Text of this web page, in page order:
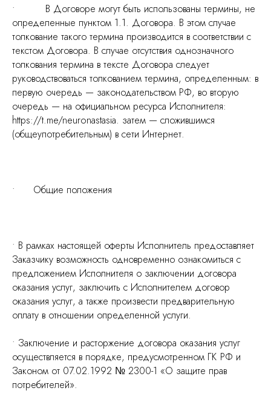
• В Договоре могут быть использованы термины, не
определенные пунктом 1.1. Договора. В этом случае
толкование такого термина производится в соответствии с
текстом Договора. В случае отсутствия однозначного
толкования термина в тексте Договора следует
руководствоваться толкованием термина, определенным: в
первую очередь — законодательством РФ, во вторую
очередь — на официальном ресурса Исполнителя:
https://t.me/neuronastasia. затем — сложившимся
(общеупотребительным) в сети Интернет.
• Общие положения
• В рамках настоящей оферты Исполнитель предоставляет
Заказчику возможность одновременно ознакомиться с
предложением Исполнителя о заключении договора
оказания услуг, заключить с Исполнителем договор
оказания услуг, а также произвести предварительную
оплату в отношении определенной услуги.
• Заключение и расторжение договора оказания услуг
осуществляется в порядке, предусмотренном ГК РФ и
Законом от 07.02.1992 № 2300-1 «О защите прав
потребителей».